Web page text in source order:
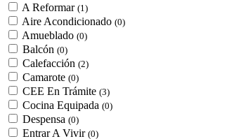
A Reformar (1)
Aire Acondicionado (0)
Amueblado (0)
Balcón (0)
Calefacción (2)
Camarote (0)
CEE En Trámite (3)
Cocina Equipada (0)
Despensa (0)
Entrar A Vivir (0)